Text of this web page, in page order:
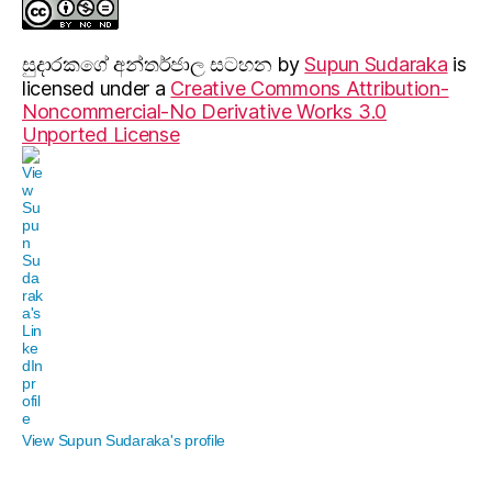
සුදාරක‍ගේ අන්තර්ජාල සටහන bySupun Sudaraka is
licensed under a Creative Commons Attribution-
Noncommercial-No Derivative Works 3.0
Unported License
View Supun Sudaraka's profile